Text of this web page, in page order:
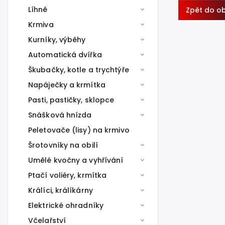
Líhně
Krmiva
Kurníky, výběhy
Automatická dvířka
Škubačky, kotle a trychtýře
Napáječky a krmítka
Pasti, pastičky, sklopce
Snášková hnízda
Peletovače (lisy) na krmivo
Šrotovníky na obilí
Umělé kvočny a vyhřívání
Ptačí voliéry, krmítka
Králíci, králíkárny
Elektrické ohradníky
Včelařství
Zpět do